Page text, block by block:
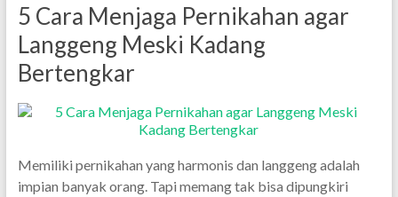
5 Cara Menjaga Pernikahan agar
Langgeng Meski Kadang
Bertengkar
Memiliki pernikahan yang harmonis dan langgeng adalah
impian banyak orang. Tapi memang tak bisa dipungkiri